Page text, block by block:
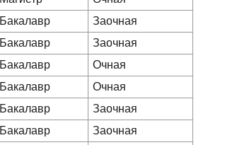
Бакалавр
Заочная
Бакалавр
Заочная
Бакалавр
Очная
Бакалавр
Очная
Бакалавр
Заочная
Бакалавр
Заочная